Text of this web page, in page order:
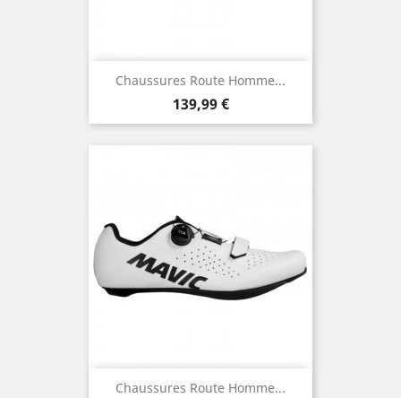
Chaussures Route Homme...
Prix
139,99 €
Chaussures Route Homme...